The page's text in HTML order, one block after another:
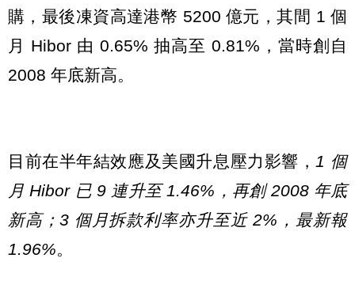
購，最後凍資高達港幣 5200 億元，其間 1 個
月 Hibor 由 0.65% 抽高至 0.81%，當時創自
2008 年底新高。
目前在半年結效應及美國升息壓力影響，1 個
月 Hibor 已 9 連升至 1.46%，再創 2008 年底
新高；3 個月拆款利率亦升至近 2%，最新報
1.96%。